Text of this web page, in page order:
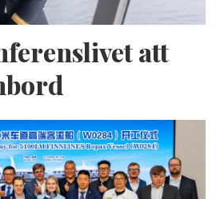
att